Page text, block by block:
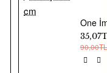
90,00TL